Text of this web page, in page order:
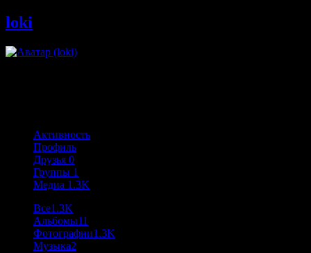
loki
Активность
Профиль
Друзья 0
Группы 1
Медиа 1.3K
Все1.3K
Альбомы11
Фотографии1.3K
Музыка2